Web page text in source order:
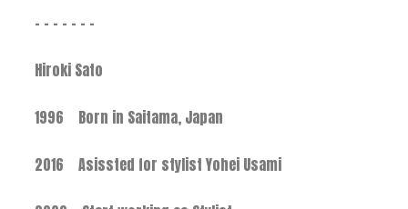
– – – – – – –
Hiroki Sato
1996 Born in Saitama, Japan
2016 Asissted for stylist Yohei Usami